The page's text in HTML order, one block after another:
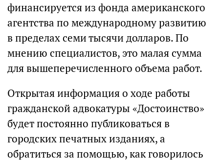
финансируется из фонда американского
агентства по международному развитию
в пределах семи тысячи долларов. По
мнению специалистов, это малая сумма
для вышеперечисленного объема работ.
Открытая информация о ходе работы
гражданской адвокатуры «Достоинство»
будет постоянно публиковаться в
городских печатных изданиях, а
обратиться за помощью, как говорилось